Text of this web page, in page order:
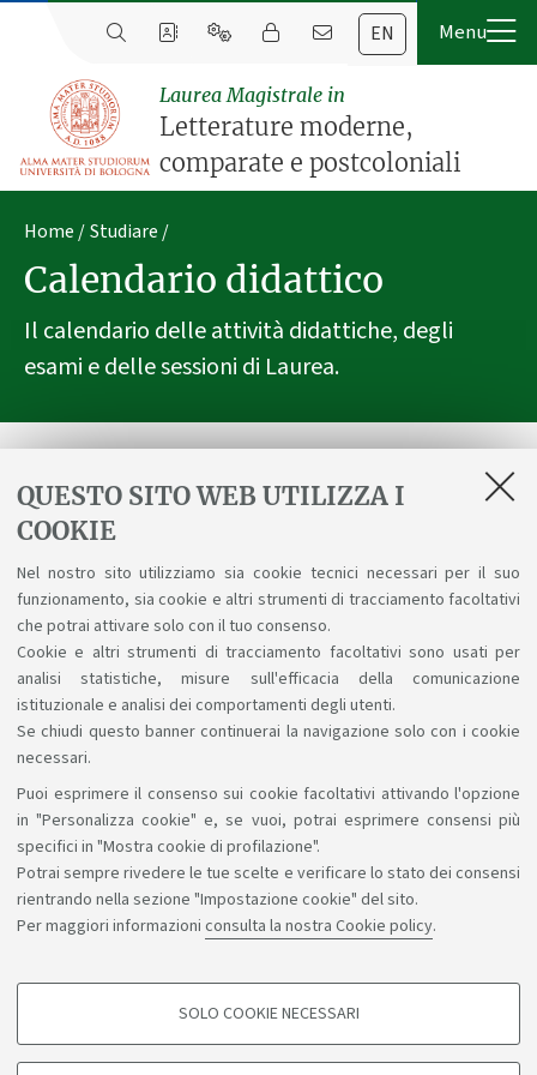
QUESTO SITO WEB UTILIZZA I
COOKIE
Nel nostro sito utilizziamo sia cookie tecnici necessari per il suo
funzionamento, sia cookie e altri strumenti di tracciamento facoltativi
che potrai attivare solo con il tuo consenso.
Cookie e altri strumenti di tracciamento facoltativi sono usati per
analisi statistiche, misure sull'efficacia della comunicazione
istituzionale e analisi dei comportamenti degli utenti.
Se chiudi questo banner continuerai la navigazione solo con i cookie
necessari.
Puoi esprimere il consenso sui cookie facoltativi attivando l'opzione
in "Personalizza cookie" e, se vuoi, potrai esprimere consensi più
specifici in "Mostra cookie di profilazione".
Potrai sempre rivedere le tue scelte e verificare lo stato dei consensi
rientrando nella sezione "Impostazione cookie" del sito.
Per maggiori informazioni consulta la nostra Cookie policy.
COOKIE DI PROFILAZIONE - FACOLTATIVI
SOLO COOKIE NECESSARI
EN
Laurea Magistrale in
Letterature moderne,
comparate e postcoloniali
Home Studiare
Calendario didattico
Il calendario delle attività didattiche, degli
esami e delle sessioni di Laurea.
Calendario delle attività didattiche del
Corso di Studio - a.a. 2026/2027
Calendario delle attività didattiche del
Corso di Studio - a.a. 2025/2026
Sosteniamo il diritto alla conoscenza
Seguici su: